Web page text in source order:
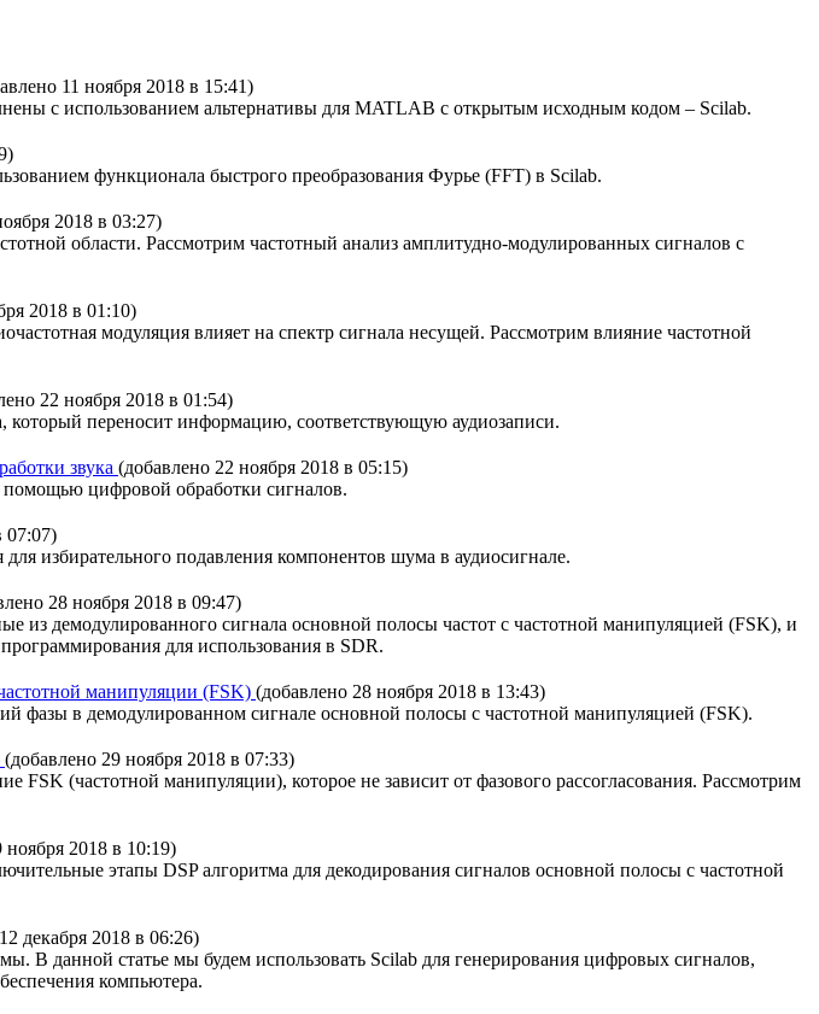
11 ноября 2018 в 15:41)
с использованием альтернативы для MATLAB с открытым исходным кодом – Scilab.
функционала быстрого преобразования Фурье (FFT) в Scilab.
2018 в 03:27)
области. Рассмотрим частотный анализ амплитудно-модулированных сигналов с
2018 в 01:10)
модуляция влияет на спектр сигнала несущей. Рассмотрим влияние частотной
22 ноября 2018 в 01:54)
который переносит информацию, соответствующую аудиозаписи.
звука (добавлено 22 ноября 2018 в 05:15)
помощью цифровой обработки сигналов.
07:07)
избирательного подавления компонентов шума в аудиосигнале.
28 ноября 2018 в 09:47)
из демодулированного сигнала основной полосы частот с частотной манипуляцией (FSK), и
для использования в SDR.
манипуляции (FSK) (добавлено 28 ноября 2018 в 13:43)
фазы в демодулированном сигнале основной полосы с частотной манипуляцией (FSK).
(добавлено 29 ноября 2018 в 07:33)
(частотной манипуляции), которое не зависит от фазового рассогласования. Рассмотрим
ноября 2018 в 10:19)
этапы DSP алгоритма для декодирования сигналов основной полосы с частотной
декабря 2018 в 06:26)
В данной статье мы будем использовать Scilab для генерирования цифровых сигналов,
компьютера.